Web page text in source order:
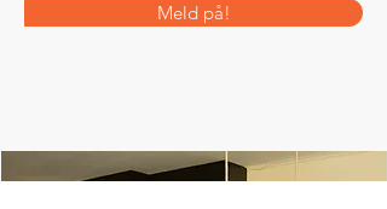
Meld på!